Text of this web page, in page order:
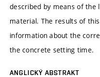
described by means of the
material. The results of
information about the
the concrete setting time.
ANGLICKÝ ABSTRAKT